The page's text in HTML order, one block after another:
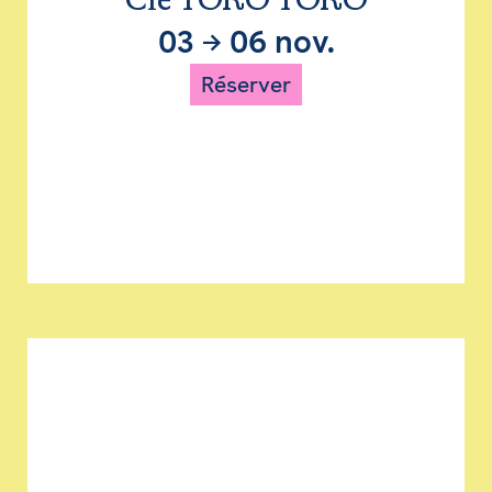
03 → 06 nov.
Réserver